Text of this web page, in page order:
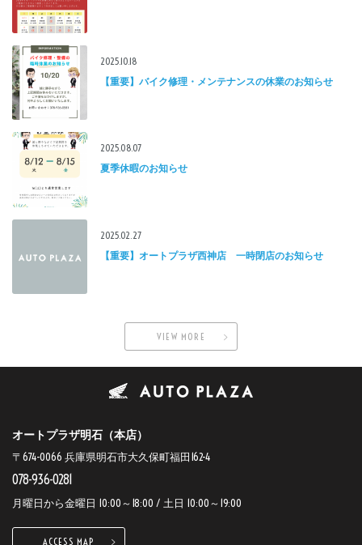
2025.10.18
【重要】バイク修理・メンテナンスの休業のお知らせ
2025.08.07
夏季休暇のお知らせ
2025.02.27
【重要】オートプラザ西神店 一時閉店のお知らせ
VIEW MORE
オートプラザ明石（本店）
〒674-0066 兵庫県明石市大久保町福田162-4
078-936-0281
月曜日から金曜日 10:00～18:00 / 土日 10:00～19:00
ACCESS MAP